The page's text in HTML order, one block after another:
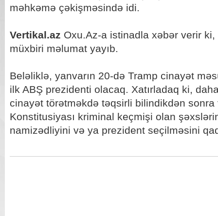
məhkəmə çəkişməsində idi.
Vertikal.az Oxu.Az-a istinadla xəbər verir ki,
müxbiri məlumat yayıb.
Beləliklə, yanvarın 20-də Tramp cinayət
ilk ABŞ prezidenti olacaq. Xatırladaq ki,
cinayət törətməkdə təqsirli bilindikdən sonra
Konstitusiyası kriminal keçmişi olan
namizədliyini və ya prezident seçilməsini